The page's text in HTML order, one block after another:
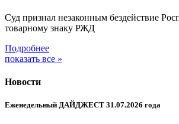
Суд признал незаконным бездействие
товарному знаку РЖД
Подробнее
показать все »
Новости
Еженедельный ДАЙДЖЕСТ 31.07.2026 года